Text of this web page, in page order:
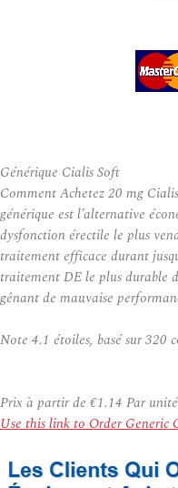
Générique Cialis Soft
Comment Achetez 20 mg
générique est l’alternative
dysfonction érectile le plus
traitement efficace durant
traitement DE le plus durable
gênant de mauvaise
Note 4.1 étoiles, basé sur320
Prix à partir de €1.14 Par unité
Use this link to Order